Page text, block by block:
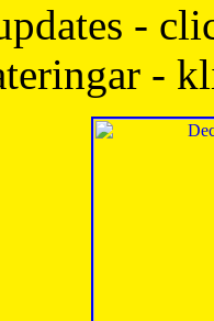
-
-